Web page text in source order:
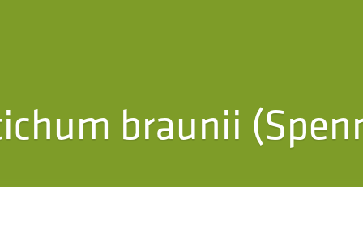
braunii